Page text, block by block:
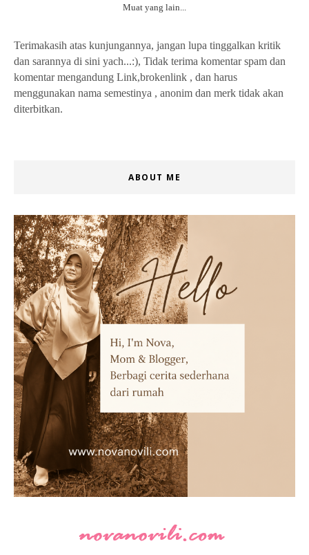
Muat yang lain...
Terimakasih atas kunjungannya, jangan lupa tinggalkan kritik
dan sarannya di sini yach...:), Tidak terima komentar spam dan
komentar mengandung Link,brokenlink , dan harus
menggunakan nama semestinya , anonim dan merk tidak akan
diterbitkan.
ABOUT ME